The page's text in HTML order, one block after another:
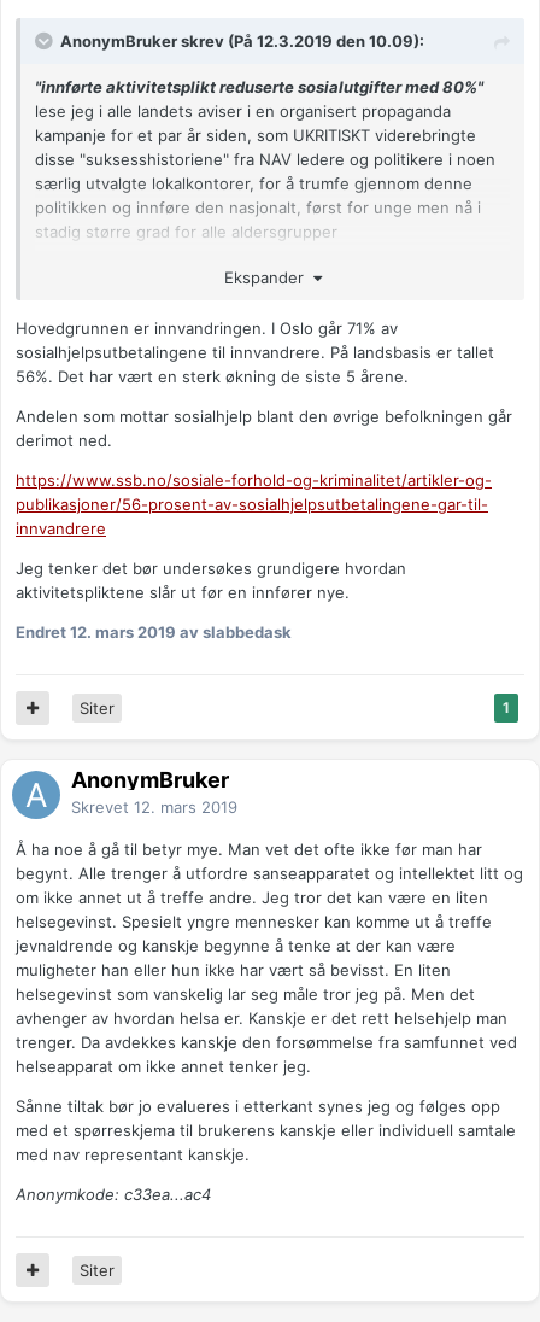
AnonymBruker skrev (På 12.3.2019 den 10.09):
"innførte aktivitetsplikt reduserte sosialutgifter med 80%"
lese jeg i alle landets aviser i en organisert propaganda
kampanje for et par år siden, som UKRITISKT viderebringte
disse "suksesshistoriene" fra NAV ledere og politikere i noen
særlig utvalgte lokalkontorer, for å trumfe gjennom denne
politikken og innføre den nasjonalt, først for unge men nå i
stadig større grad for alle aldersgrupper
innsparingen i tallene etter at de begynte med slikt, det er
motsatt utgiftene har gått i taket etter at de innførte
aktivitetsplikter....
https://www.nettavisen.no/na24/nav-bombe-
sosialhjelpsutgiftene-eksploderer/3423599734.html
Men nå er det stille fra mediene som skrev disse fake news
artiklene? Men aktivitetsplikten går de ikke tilbake på heller?
Ekspander
Hovedgrunnen er innvandringen. I Oslo går 71% av
sosialhjelpsutbetalingene til innvandrere. På landsbasis er tallet
56%. Det har vært en sterk økning de siste 5 årene.
Andelen som mottar sosialhjelp blant den øvrige befolkningen går
derimot ned.
https://www.ssb.no/sosiale-forhold-og-kriminalitet/artikler-og-
publikasjoner/56-prosent-av-sosialhjelpsutbetalingene-gar-til-
innvandrere
Jeg tenker det bør undersøkes grundigere hvordan
aktivitetspliktene slår ut før en innfører nye.
Endret12. mars 2019 av slabbedask
1
Siter
AnonymBruker
Skrevet 12. mars 2019
Å ha noe å gå til betyr mye. Man vet det ofte ikke før man har
begynt. Alle trenger å utfordre sanseapparatet og intellektet litt og
om ikke annet ut å treffe andre. Jeg tror det kan være en liten
helsegevinst. Spesielt yngre mennesker kan komme ut å treffe
jevnaldrende og kanskje begynne å tenke at der kan være
muligheter han eller hun ikke har vært så bevisst. En liten
helsegevinst som vanskelig lar seg måle tror jeg på. Men det
avhenger av hvordan helsa er. Kanskje er det rett helsehjelp man
trenger. Da avdekkes kanskje den forsømmelse fra samfunnet ved
helseapparat om ikke annet tenker jeg.
Sånne tiltak bør jo evalueres i etterkant synes jeg og følges opp
med et spørreskjema til brukerens kanskje eller individuell samtale
med nav representant kanskje.
Anonymkode: c33ea...ac4
Siter